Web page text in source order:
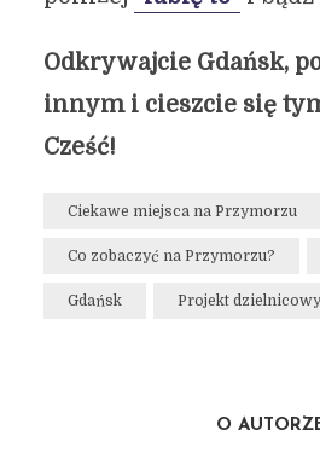
Odkrywajcie Gdańsk,
innym i cieszcie się
Cześć!
Ciekawe miejsca na Przymorzu
Co zobaczyć na Przymorzu?
Gdańsk Projekt dzielnicowy
O